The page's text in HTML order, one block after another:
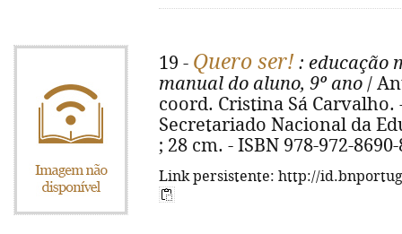
19 - Quero ser! : educação
manual do aluno, 9º ano /
coord. Cristina Sá Carvalho.
Secretariado Nacional da
; 28 cm. - ISBN 978-972-
Link persistente: http://